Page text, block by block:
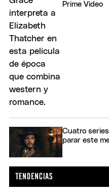
Prime Video
Cuatro
parar este